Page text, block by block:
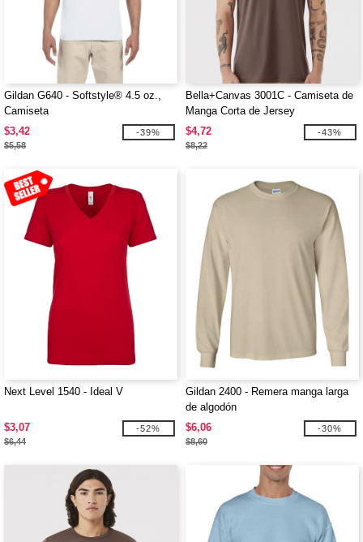
Gildan G640 - Softstyle® 4.5 oz.,
Camiseta
$3,42
$5,58
-39%
Bella+Canvas 3001C - Camiseta de
Manga Corta de Jersey
$4,72
$8,22
-43%
Next Level 1540 - Ideal V
$3,07
$6,44
-52%
Gildan 2400 - Remera manga larga
de algodón
$6,06
$8,60
-30%